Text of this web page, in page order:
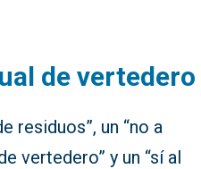
de vertedero
residuos”, un “no a
vertedero” y un “sí al